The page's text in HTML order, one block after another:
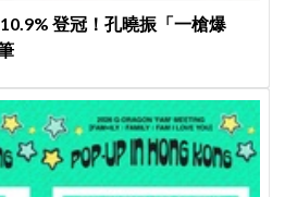
登冠！孔曉振「一槍爆